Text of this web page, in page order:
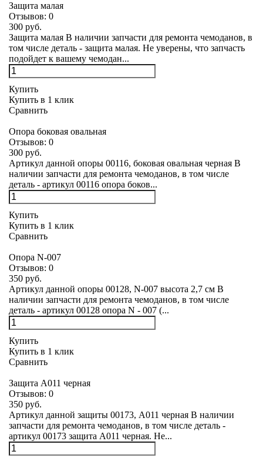
Защита малая
Отзывов: 0
300 руб.
Защита малая В наличии запчасти для ремонта чемоданов, в
том числе деталь - защита малая. Не уверены, что запчасть
подойдет к вашему чемодан...
Купить
Купить в 1 клик
Сравнить
Опора боковая овальная
Отзывов: 0
300 руб.
Артикул данной опоры 00116, боковая овальная черная В
наличии запчасти для ремонта чемоданов, в том числе
деталь - артикул 00116 опора боков...
Купить
Купить в 1 клик
Сравнить
Опора N-007
Отзывов: 0
350 руб.
Артикул данной опоры 00128, N-007 высота 2,7 см В
наличии запчасти для ремонта чемоданов, в том числе
деталь - артикул 00128 опора N - 007 (...
Купить
Купить в 1 клик
Сравнить
Защита А011 черная
Отзывов: 0
350 руб.
Артикул данной защиты 00173, А011 черная В наличии
запчасти для ремонта чемоданов, в том числе деталь -
артикул 00173 защита А011 черная. Не...